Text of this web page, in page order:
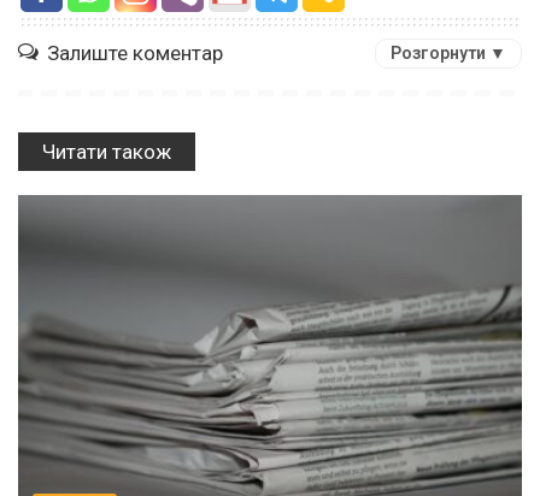
Залиште коментар Розгорнути ▼
Читати також